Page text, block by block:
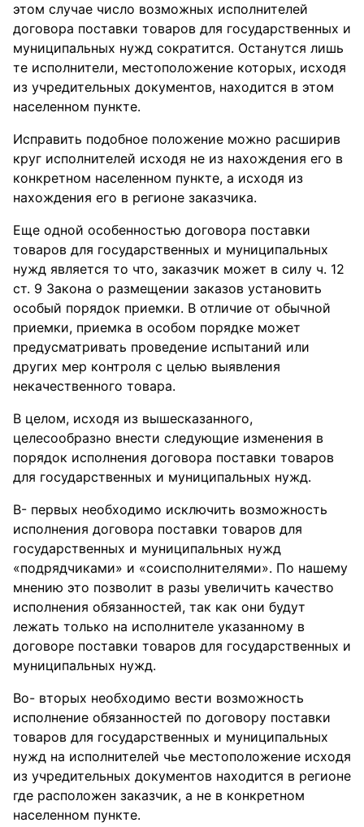
этом случае число возможных исполнителей
договора поставки товаров для государственных и
муниципальных нужд сократится. Останутся лишь
те исполнители, местоположение которых, исходя
из учредительных документов, находится в этом
населенном пункте.
Исправить подобное положение можно расширив
круг исполнителей исходя не из нахождения его в
конкретном населенном пункте, а исходя из
нахождения его в регионе заказчика.
Еще одной особенностью договора поставки
товаров для государственных и муниципальных
нужд является то что, заказчик может в силу ч. 12
ст. 9 Закона о размещении заказов установить
особый порядок приемки. В отличие от обычной
приемки, приемка в особом порядке может
предусматривать проведение испытаний или
других мер контроля с целью выявления
некачественного товара.
В целом, исходя из вышесказанного,
целесообразно внести следующие изменения в
порядок исполнения договора поставки товаров
для государственных и муниципальных нужд.
В- первых необходимо исключить возможность
исполнения договора поставки товаров для
государственных и муниципальных нужд
«подрядчиками» и «соисполнителями». По нашему
мнению это позволит в разы увеличить качество
исполнения обязанностей, так как они будут
лежать только на исполнителе указанному в
договоре поставки товаров для государственных и
муниципальных нужд.
Во- вторых необходимо вести возможность
исполнение обязанностей по договору поставки
товаров для государственных и муниципальных
нужд на исполнителей чье местоположение исходя
из учредительных документов находится в регионе
где расположен заказчик, а не в конкретном
населенном пункте.